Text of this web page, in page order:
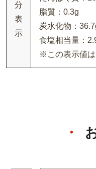
分
表
示
脂質：0.3g
炭水化物：
食塩相当量：
※この表示値